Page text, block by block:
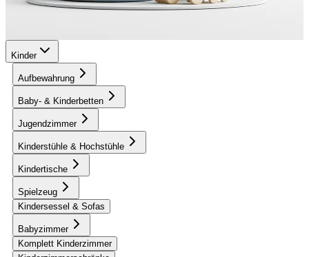
Kinder
Aufbewahrung
Baby- & Kinderbetten
Jugendzimmer
Kinderstühle & Hochstühle
Kindertische
Spielzeug
Kindersessel & Sofas
Babyzimmer
Komplett Kinderzimmer